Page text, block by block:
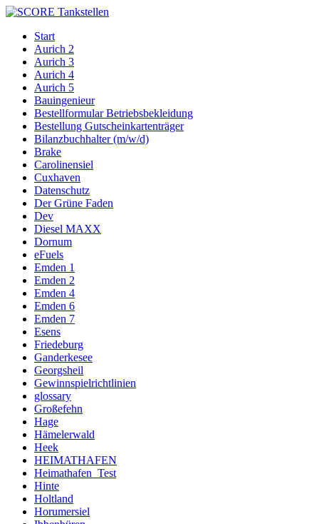
Start
Aurich 2
Aurich 3
Aurich 4
Aurich 5
Bauingenieur
Bestellformular Betriebsbekleidung
Bestellung Gutscheinkartenträger
Bilanzbuchhalter (m/w/d)
Brake
Carolinensiel
Cuxhaven
Datenschutz
Der Grüne Faden
Dev
Diesel MAXX
Dornum
eFuels
Emden 1
Emden 2
Emden 4
Emden 6
Emden 7
Esens
Friedeburg
Ganderkesee
Georgsheil
Gewinnspielrichtlinien
glossary
Großefehn
Hage
Hämelerwald
Heek
HEIMATHAFEN
Heimathafen_Test
Hinte
Holtland
Horumersiel